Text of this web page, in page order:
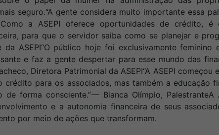
seguro.“A gente considera muito importante essa
Como a ASEPI oferece oportunidades de crédito, é
para que o servidor saiba como se planejar e
da ASEPI“O público hoje foi exclusivamente feminino
e faz a gente despertar para esse mundo das
Diretora Patrimonial da ASEPI“A ASEPI começou
crédito para os associados, mas também a educação
de forma consciente.”— Bianca Olímpio, PalestranteA
e a autonomia financeira de seus
por meio de ações que transformam.